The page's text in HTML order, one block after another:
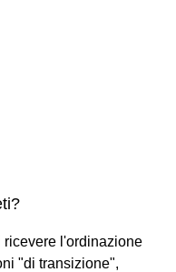
l'ordinazione
"di transizione",